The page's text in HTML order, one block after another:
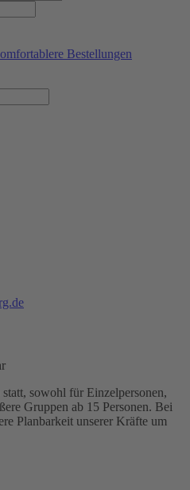
Bestellungen
sowohl für Einzelpersonen,
Gruppen ab 15 Personen. Bei
Planbarkeit unserer Kräfte um